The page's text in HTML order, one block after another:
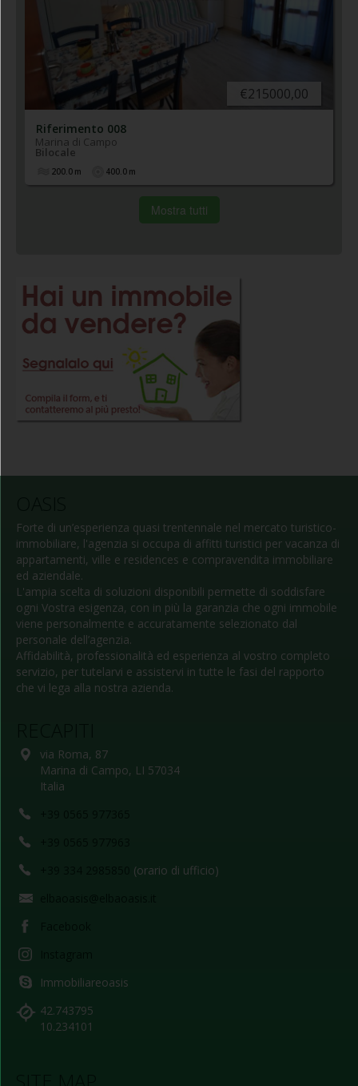
€215000,00
Riferimento 008
Marina di Campo
Bilocale
200.0 m 400.0 m
Mostra tutti
Forte di un’esperienza quasi trentennale nel mercato turistico-
immobiliare, l'agenzia si occupa di affitti turistici per vacanza di
appartamenti, ville e residences e compravendita immobiliare
ed aziendale.
L'ampia scelta di soluzioni disponibili permette di soddisfare
ogni Vostra esigenza, con in più la garanzia che ogni immobile
viene personalmente e accuratamente selezionato dal
personale dell’agenzia.
Affidabilità, professionalità ed esperienza al vostro completo
servizio, per tutelarvi e assistervi in tutte le fasi del rapporto
che vi lega alla nostra azienda.
via Roma, 87
Marina di Campo, LI 57034
Italia
(orario di ufficio)
Immobiliareoasis
42.743795
10.234101